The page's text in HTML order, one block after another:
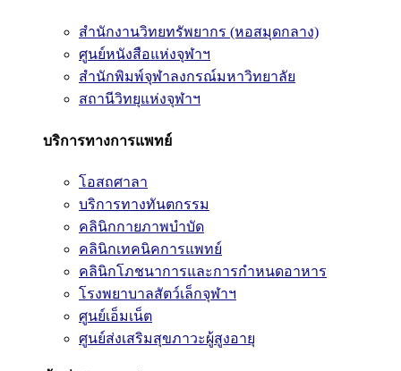
สำนักงานวิทยทรัพยากร (หอสมุดกลาง)
ศูนย์หนังสือแห่งจุฬาฯ
สำนักพิมพ์จุฬาลงกรณ์มหาวิทยาลัย
สถานีวิทยุแห่งจุฬาฯ
บริการทางการแพทย์
โอสถศาลา
บริการทางทันตกรรม
คลินิกกายภาพบำบัด
คลินิกเทคนิคการแพทย์
คลินิกโภชนาการและการกำหนดอาหาร
โรงพยาบาลสัตว์เล็กจุฬาฯ
ศูนย์เอ็มเน็ต
ศูนย์ส่งเสริมสุขภาวะผู้สูงอายุ